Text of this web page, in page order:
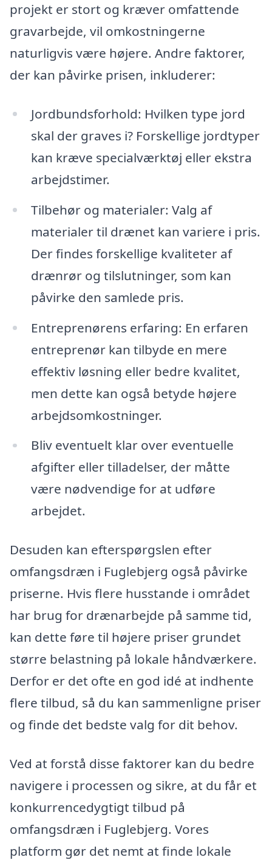
projekt er stort og kræver omfattende
gravarbejde, vil omkostningerne
naturligvis være højere. Andre faktorer,
der kan påvirke prisen, inkluderer:
Jordbundsforhold: Hvilken type jord
skal der graves i? Forskellige jordtyper
kan kræve specialværktøj eller ekstra
arbejdstimer.
Tilbehør og materialer: Valg af
materialer til drænet kan variere i pris.
Der findes forskellige kvaliteter af
drænrør og tilslutninger, som kan
påvirke den samlede pris.
Entreprenørens erfaring: En erfaren
entreprenør kan tilbyde en mere
effektiv løsning eller bedre kvalitet,
men dette kan også betyde højere
arbejdsomkostninger.
Bliv eventuelt klar over eventuelle
afgifter eller tilladelser, der måtte
være nødvendige for at udføre
arbejdet.
Desuden kan efterspørgslen efter
omfangsdræn i Fuglebjerg også påvirke
priserne. Hvis flere husstande i området
har brug for drænarbejde på samme tid,
kan dette føre til højere priser grundet
større belastning på lokale håndværkere.
Derfor er det ofte en god idé at indhente
flere tilbud, så du kan sammenligne priser
og finde det bedste valg for dit behov.
Ved at forstå disse faktorer kan du bedre
navigere i processen og sikre, at du får et
konkurrencedygtigt tilbud på
omfangsdræn i Fuglebjerg. Vores
platform gør det nemt at finde lokale